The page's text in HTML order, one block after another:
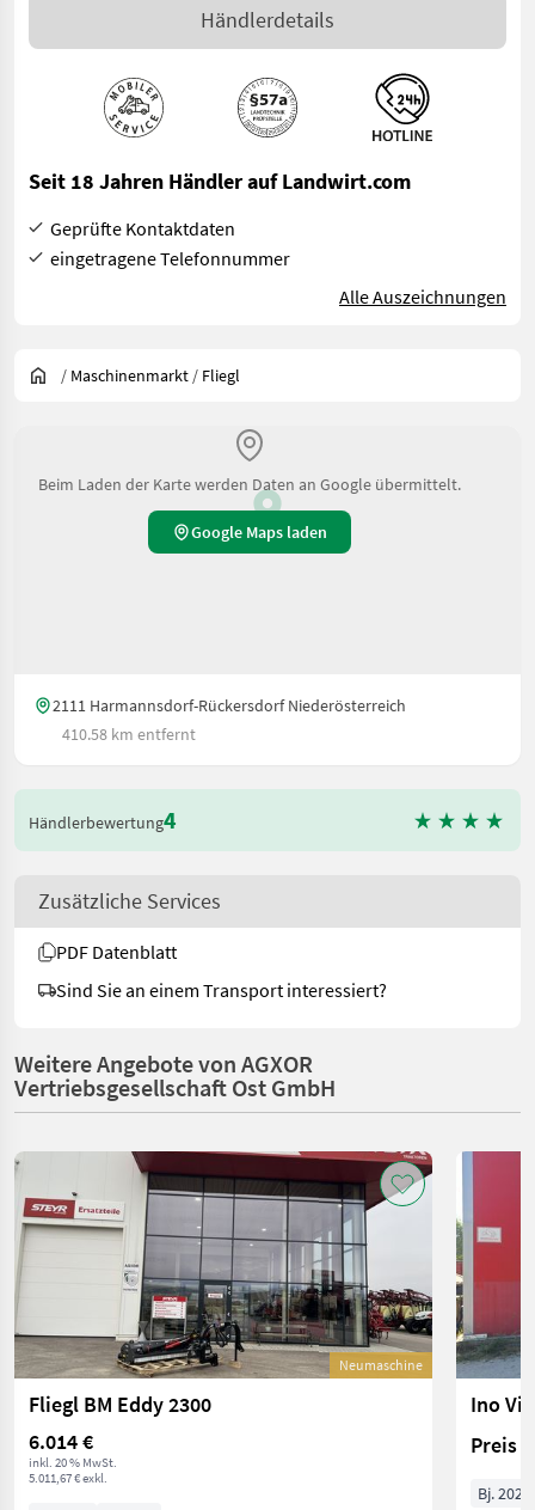
Händlerdetails
Seit 18 Jahren Händler auf Landwirt.com
Geprüfte Kontaktdaten
eingetragene Telefonnummer
Alle Auszeichnungen
/ Maschinenmarkt / Fliegl
Beim Laden der Karte werden Daten an Google übermittelt.
Google Maps laden
2111 Harmannsdorf-Rückersdorf Niederösterreich
410.58 km entfernt
Händlerbewertung4
Zusätzliche Services
PDF Datenblatt
Sind Sie an einem Transport interessiert?
Weitere Angebote von AGXOR
Vertriebsgesellschaft Ost GmbH
Neumaschine
Fliegl BM Eddy 2300
6.014 €
inkl. 20 % MwSt.
5.011,67 € exkl.
Ino
Preis
Bj. 2025